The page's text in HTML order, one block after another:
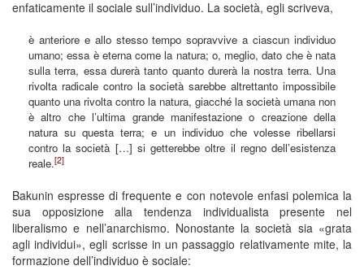
enfaticamente il sociale sull’individuo. La società, egli scriveva,
è anteriore e allo stesso tempo sopravvive a ciascun individuo
umano; essa è eterna come la natura; o, meglio, dato che è nata
sulla terra, essa durerà tanto quanto durerà la nostra terra. Una
rivolta radicale contro la società sarebbe altrettanto impossibile
quanto una rivolta contro la natura, giacché la società umana non
è altro che l’ultima grande manifestazione o creazione della
natura su questa terra; e un individuo che volesse ribellarsi
contro la società […] si getterebbe oltre il regno dell’esistenza
reale.[2]
Bakunin espresse di frequente e con notevole enfasi polemica la
sua opposizione alla tendenza individualista presente nel
liberalismo e nell’anarchismo. Nonostante la società sia «grata
agli individui», egli scrisse in un passaggio relativamente mite, la
formazione dell’individuo è sociale: